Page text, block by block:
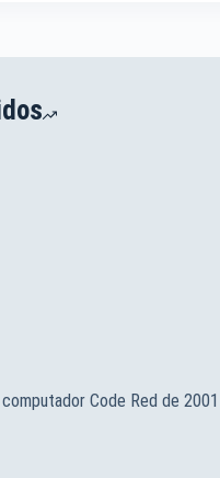
Code Red de 2001